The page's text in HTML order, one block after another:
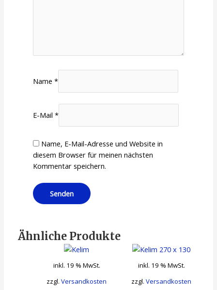
Name*
E-Mail*
Name, E-Mail-Adresse und Website in
diesem Browser für meinen nächsten
Kommentar speichern.
Ähnliche Produkte
inkl. 19 % MwSt.
zzgl.Versandkosten
inkl. 19 % MwSt.
zzgl.Versandkosten